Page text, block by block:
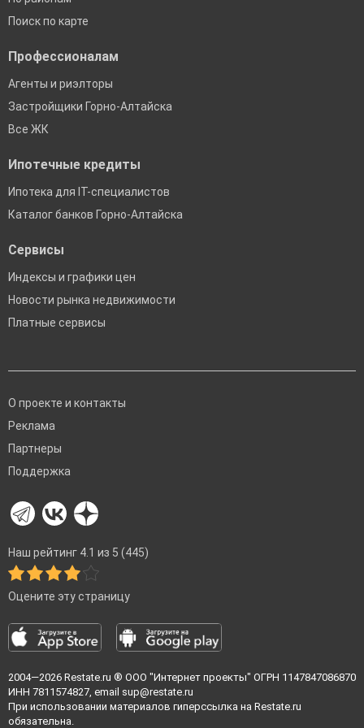
Поиск по карте
Профессионалам
Агенты и риэлторы
Застройщики Горно-Алтайска
Все ЖК
Ипотечные кредиты
Ипотека для IT-специалистов
Каталог банков Горно-Алтайска
Сервисы
Индексы и графики цен
Новости рынка недвижимости
Платные сервисы
О проекте и контакты
Реклама
Партнеры
Поддержка
Наш рейтинг 4.1 из 5 (445)
Оцените эту страницу
2004—2026 Restate.ru ® ООО "Интернет проекты" ОГРН 1147847086870
ИНН 7811574827, email sup@restate.ru
При использовании материалов гиперссылка на Restate.ru
обязательна.